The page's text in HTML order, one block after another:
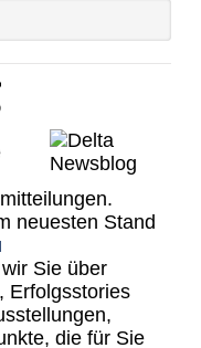
neuesten Stand
Sie über
Erfolgsstories
die für Sie